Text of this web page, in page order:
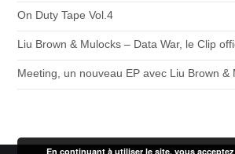
On Duty Tape Vol.4
Liu Brown & Mulocks – Data War, le Clip
Meeting, un nouveau EP avec Liu Brown &
En continuant à utiliser le site, vous